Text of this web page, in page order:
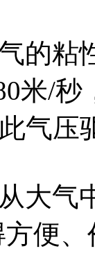
的粘
米/秒
此气
大气
便、